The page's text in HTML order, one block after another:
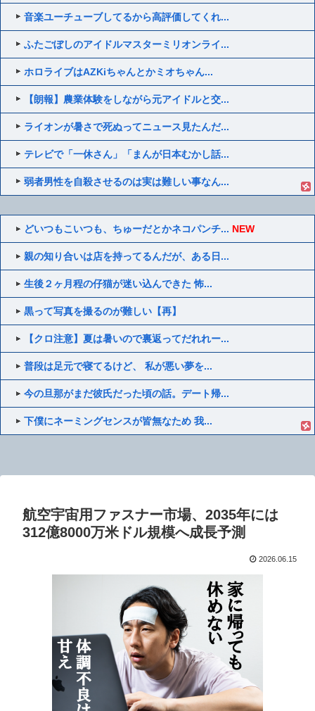
音楽ユーチューブしてるから高評価してくれ...
ふたごぼしのアイドルマスターミリオンライ...
ホロライブはAZKiちゃんとかミオちゃん...
【朗報】農業体験をしながら元アイドルと交...
ライオンが暑さで死ぬってニュース見たんだ...
テレビで「一休さん」「まんが日本むかし話...
弱者男性を自殺させるのは実は難しい事なん...
どいつもこいつも、ちゅーだとかネコパンチ... NEW
親の知り合いは店を持ってるんだが、ある日...
生後２ヶ月程の仔猫が迷い込んできた 怖...
黒って写真を撮るのが難しい【再】
【クロ注意】夏は暑いので裏返ってだれれー...
普段は足元で寝てるけど、 私が悪い夢を...
今の旦那がまだ彼氏だった頃の話。デート帰...
下僕にネーミングセンスが皆無なため 我...
航空宇宙用ファスナー市場、2035年には
312億8000万米ドル規模へ成長予測
2026.06.15